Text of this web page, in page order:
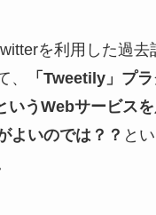
を利用した過去
、
「Tweetily」プ
いうWebサービス
よいのでは？？ と